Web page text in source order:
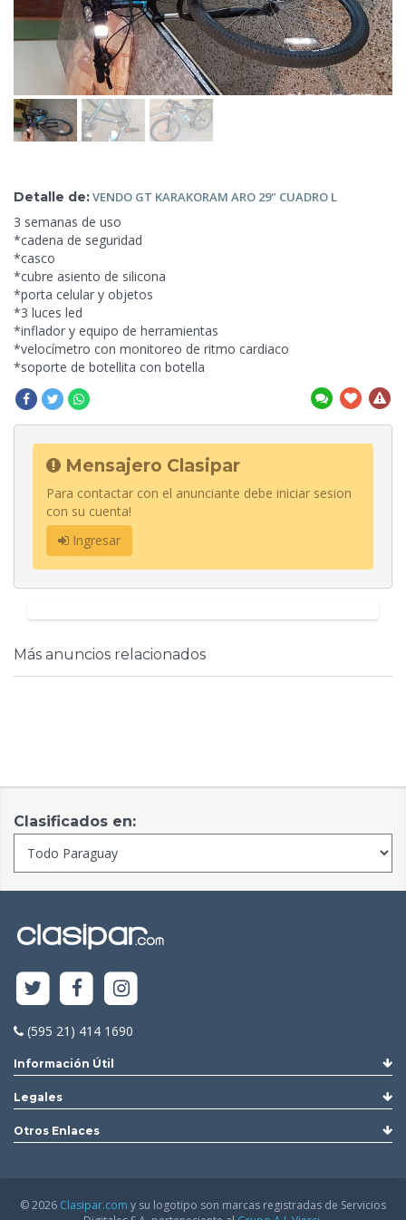
Detalle de:VENDO GT KARAKORAM ARO 29" CUADRO L
3 semanas de uso
*cadena de seguridad
*casco
*cubre asiento de silicona
*porta celular y objetos
*3 luces led
*inflador y equipo de herramientas
*velocímetro con monitoreo de ritmo cardiaco
*soporte de botellita con botella
Mensajero Clasipar
Para contactar con el anunciante debe iniciar sesion
con su cuenta!
Ingresar
Más anuncios relacionados
Clasificados en:
(595 21) 414 1690
Información Útil
Legales
Otros Enlaces
© 2026 Clasipar.com y su logotipo son marcas registradas de Servicios